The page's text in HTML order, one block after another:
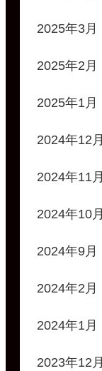
2025年3月
2025年2月
2025年1月
2024年12月
2024年11月
2024年10月
2024年9月
2024年2月
2024年1月
2023年12月